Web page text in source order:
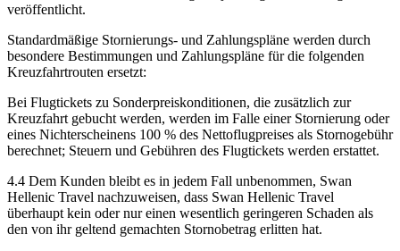
veröffentlicht.
Standardmäßige Stornierungs‑ und Zahlungspläne werden durch
besondere Bestimmungen und Zahlungspläne für die folgenden
Kreuzfahrtrouten ersetzt:
Bei Flugtickets zu Sonderpreiskonditionen, die zusätzlich zur
Kreuzfahrt gebucht werden, werden im Falle einer Stornierung oder
eines Nichterscheinens 100 % des Nettoflugpreises als Stornogebühr
berechnet; Steuern und Gebühren des Flugtickets werden erstattet.
4.4 Dem Kunden bleibt es in jedem Fall unbenommen, Swan
Hellenic Travel nachzuweisen, dass Swan Hellenic Travel
überhaupt kein oder nur einen wesentlich geringeren Schaden als
den von ihr geltend gemachten Stornobetrag erlitten hat.